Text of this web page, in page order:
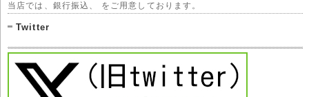
当店では、銀行振込、 をご用意しております。
Twitter